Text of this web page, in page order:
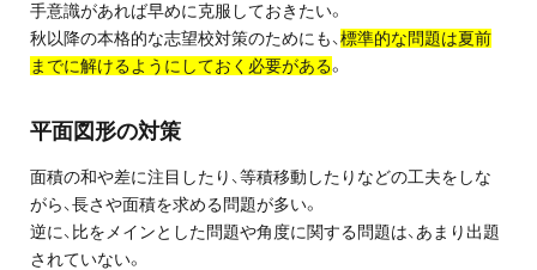
0120-11-3967
受付:9:30～21:30(定休:日曜・祝日)
手意識があれば早めに克服しておきたい。
秋以降の本格的な志望校対策のためにも、標準的な問題は夏前
までに解けるようにしておく必要がある。
平面図形の対策
面積の和や差に注目したり、等積移動したりなどの工夫をしな
がら、長さや面積を求める問題が多い。
逆に、比をメインとした問題や角度に関する問題は、あまり出題
されていない。